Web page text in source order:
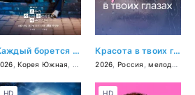
,комедия
Каждый борется со своей собственной никчёмностью
,Корея Южная драма
Красота в твоих глазах
2026 Россия ,мелодрама
HD HD